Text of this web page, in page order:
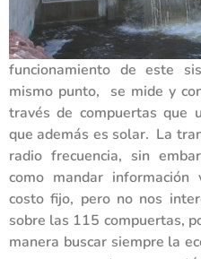
funcionamiento de este
mismo punto, se mide y
través de compuertas que
que además es solar. La
radio frecuencia, sin
como mandar
costo fijo, pero no nos
sobre las 115 compuertas,
manera buscar siempre la